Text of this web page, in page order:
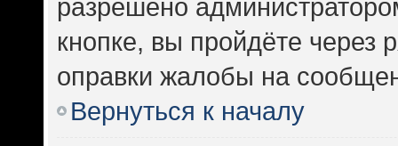
разрешено
кнопке, вы пройдёте
оправки жалобы на
Вернуться к началу